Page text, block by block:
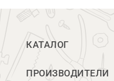
КАТАЛОГ
ПРОИЗВОДИТЕЛИ